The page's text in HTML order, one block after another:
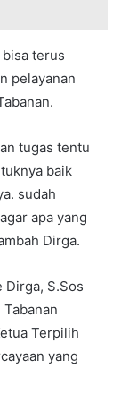
terus
pelayanan
tugas tentu
baik
sudah
apa yang
Dirga.
Dirga, S.Sos
Terpilih
yang